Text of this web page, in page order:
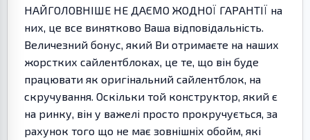
НАЙГОЛОВНІШЕ НЕ ДАЄМО ЖОДНОЇ ГАРАНТІЇ на
них, це все винятково Ваша відповідальність.
Величезний бонус, який Ви отримаєте на наших
жорстких сайлентблоках, це те, що він буде
працювати як оригінальний сайлентблок, на
скручування. Оскільки той конструктор, який є
на ринку, він у важелі просто прокручується, за
рахунок того що не має зовнішніх обойм, які